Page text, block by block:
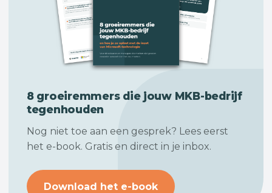
8 groeiremmers die jouw MKB-bedrijf
tegenhouden
Nog niet toe aan een gesprek? Lees eerst
het e-book. Gratis en direct in je inbox.
Download het e-book